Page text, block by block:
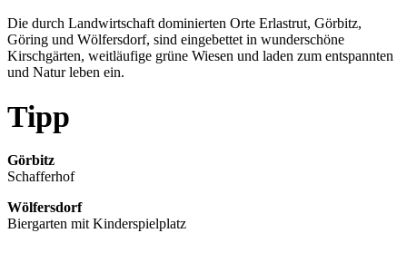
Die durch Landwirtschaft dominierten Orte Erlastrut, Görbitz,
Göring und Wölfersdorf, sind eingebettet in wunderschöne
Kirschgärten, weitläufige grüne Wiesen und laden zum entspannten
und Natur leben ein.
Tipp
Görbitz
Schafferhof
Wölfersdorf
Biergarten mit Kinderspielplatz